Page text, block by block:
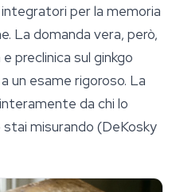
per la memoria
La domanda vera, però,
preclinica sul ginkgo
un esame rigoroso. La
da chi lo
misurando (DeKosky